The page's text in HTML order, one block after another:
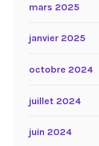
mars 2025
janvier 2025
octobre 2024
juillet 2024
juin 2024